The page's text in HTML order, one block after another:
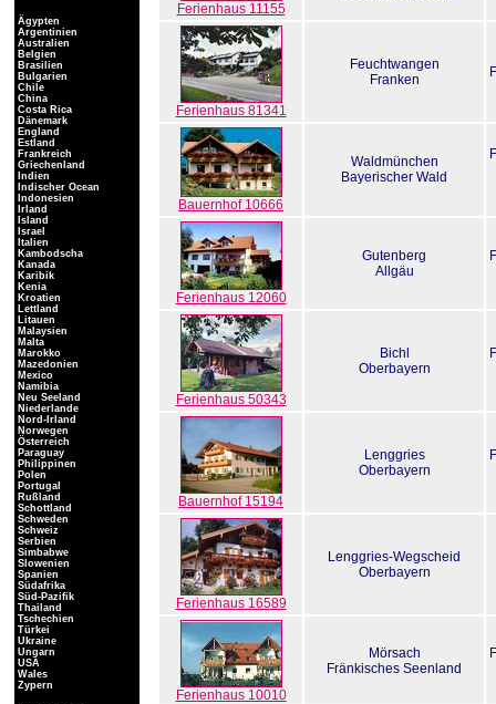
Ferienhaus 11155
Ferienhaus 81341
Feuchtwangen
Franken
Bauernhof 10666
Waldmünchen
Bayerischer Wald
Ferienhaus 12060
Gutenberg
Allgäu
Ferienhaus 50343
Bichl
Oberbayern
Bauernhof 15194
Lenggries
Oberbayern
Ferienhaus 16589
Lenggries-Wegscheid
Oberbayern
Ferienhaus 10010
Mörsach
Fränkisches Seenland
Ägypten
Argentinien
Australien
Belgien
Brasilien
Bulgarien
Chile
China
Costa Rica
Dänemark
England
Estland
Frankreich
Griechenland
Indien
Indischer Ocean
Indonesien
Irland
Island
Israel
Italien
Kambodscha
Kanada
Karibik
Kenia
Kroatien
Lettland
Litauen
Malaysien
Malta
Marokko
Mazedonien
Mexico
Namibia
Neu Seeland
Niederlande
Nord-Irland
Norwegen
Österreich
Paraguay
Philippinen
Polen
Portugal
Rußland
Schottland
Schweden
Schweiz
Serbien
Simbabwe
Slowenien
Spanien
Südafrika
Süd-Pazifik
Thailand
Tschechien
Türkei
Ukraine
Ungarn
USA
Wales
Zypern